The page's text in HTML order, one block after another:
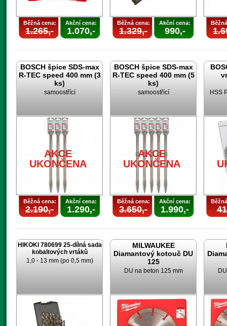
Běžná cena:
1.265,-
Akční cena:
1.070,-
Běžná cena:
1.329,-
Akční cena:
990,-
BOSCH špice SDS-max
R-TEC speed 400 mm (3
ks)
samoostřící
AKCE
UKONČENA
Běžná cena:
2.190,-
Akční cena:
1.290,-
BOSCH špice SDS-max
R-TEC speed 400 mm (5
ks)
samoostřící
AKCE
UKONČENA
Běžná cena:
3.650,-
Akční cena:
1.990,-
HSS
HIKOKI 780699 25-dílná sada
kobaltových vrtáků
1,0 - 13 mm (po 0,5 mm)
MILWAUKEE
Diamantový kotouč DU
125
DU na beton 125 mm